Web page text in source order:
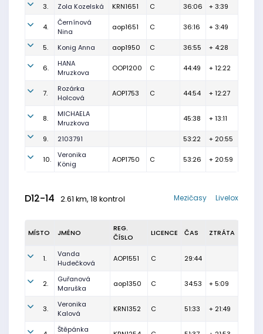
3. Zola Kozelská KRN1651 C 36:06 + 3:39
4.
Černínová
Nina
aop1651 C 36:16 + 3:49
5. Konig Anna aop1950 C 36:55 + 4:28
6.
HANA
Mruzkova
OOP1200 C 44:49 + 12:22
7.
Rozárka
Holcová
AOP1753 C 44:54 + 12:27
8.
MICHAELA
Mruzkova
45:38 + 13:11
9. 2103791 53:22 + 20:55
10.
Veronika
König
AOP1750 C 53:26 + 20:59
D12-14 2.61 km, 18 kontrol Livelox
Mezičasy
MÍSTO JMÉNO
REG.
ČÍSLO
LICENCE ČAS ZTRÁTA
1.
Vanda
Hudečková
AOP1551 C 29:44
2.
Guřanová
Maruška
aop1350 C 34:53 + 5:09
3.
Veronika
Kalová
KRN1352 C 51:33 + 21:49
Štěpánka